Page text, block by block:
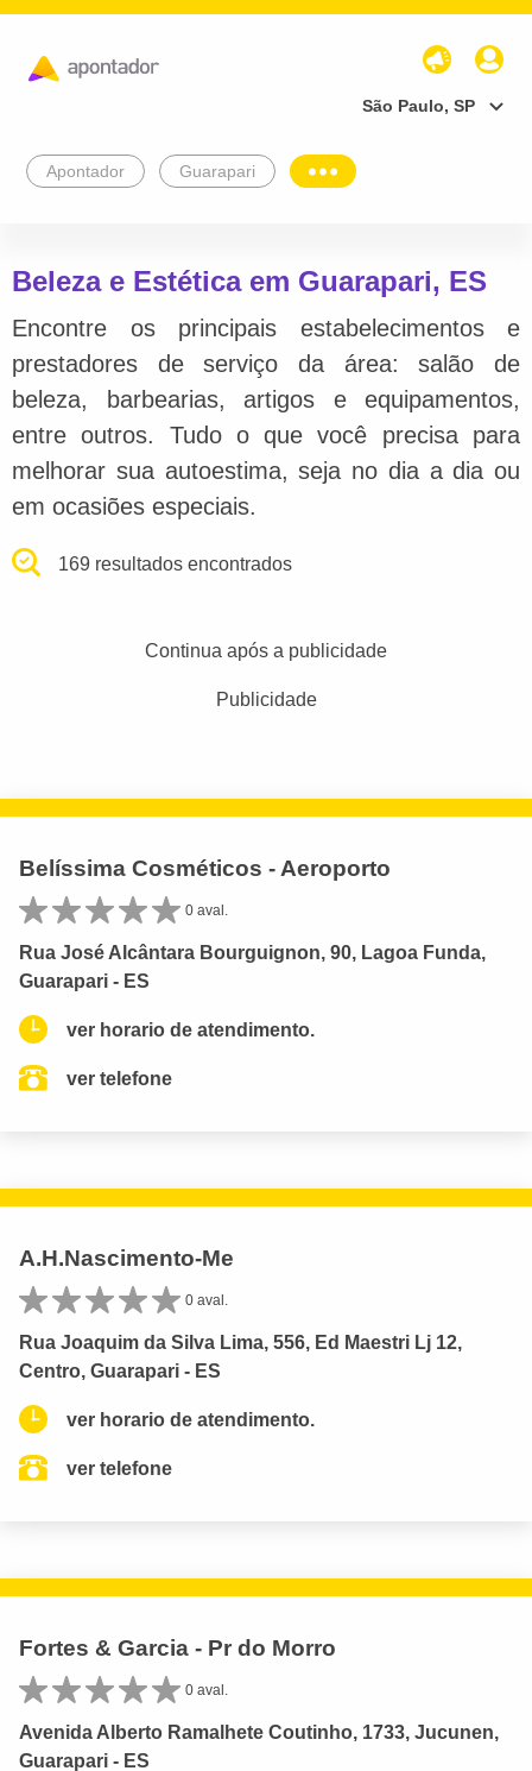
São Paulo, SP
Apontador Guarapari
Beleza e Estética em Guarapari, ES
Encontre os principais estabelecimentos e
prestadores de serviço da área: salão de
beleza, barbearias, artigos e equipamentos,
entre outros. Tudo o que você precisa para
melhorar sua autoestima, seja no dia a dia ou
em ocasiões especiais.
169 resultados encontrados
Continua após a publicidade
Publicidade
Belíssima Cosméticos - Aeroporto
0 aval.
Rua José Alcântara Bourguignon, 90, Lagoa Funda,
Guarapari - ES
ver horario de atendimento.
ver telefone
A.H.Nascimento-Me
0 aval.
Rua Joaquim da Silva Lima, 556, Ed Maestri Lj 12,
Centro, Guarapari - ES
ver horario de atendimento.
ver telefone
Fortes & Garcia - Pr do Morro
0 aval.
Avenida Alberto Ramalhete Coutinho, 1733, Jucunen,
Guarapari - ES